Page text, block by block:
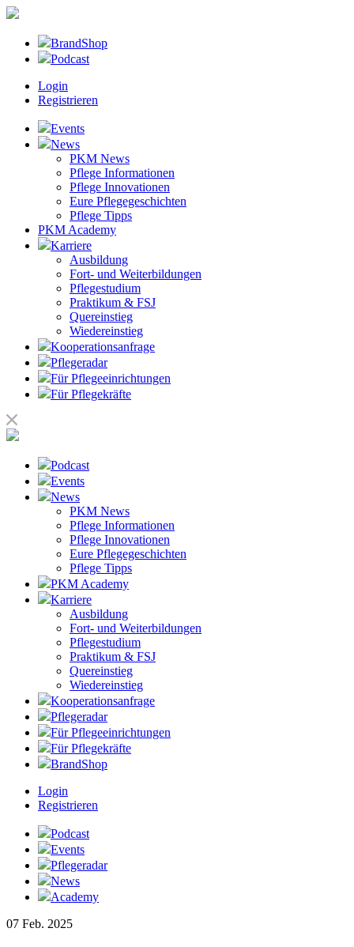
BrandShop
Podcast
Login
Registrieren
Events
News
PKM News
Pflege Informationen
Pflege Innovationen
Eure Pflegegeschichten
Pflege Tipps
PKM Academy
Karriere
Ausbildung
Fort- und Weiterbildungen
Pflegestudium
Praktikum & FSJ
Quereinstieg
Wiedereinstieg
Kooperationsanfrage
Pflegeradar
Für Pflegeeinrichtungen
Für Pflegekräfte
Podcast
Events
News
PKM News
Pflege Informationen
Pflege Innovationen
Eure Pflegegeschichten
Pflege Tipps
PKM Academy
Karriere
Ausbildung
Fort- und Weiterbildungen
Pflegestudium
Praktikum & FSJ
Quereinstieg
Wiedereinstieg
Kooperationsanfrage
Pflegeradar
Für Pflegeeinrichtungen
Für Pflegekräfte
BrandShop
Login
Registrieren
Podcast
Events
Pflegeradar
News
Academy
07 Feb. 2025